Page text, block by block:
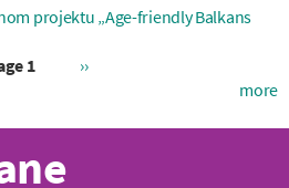
projektu „Age-friendly Balkans
1
Next
››
more